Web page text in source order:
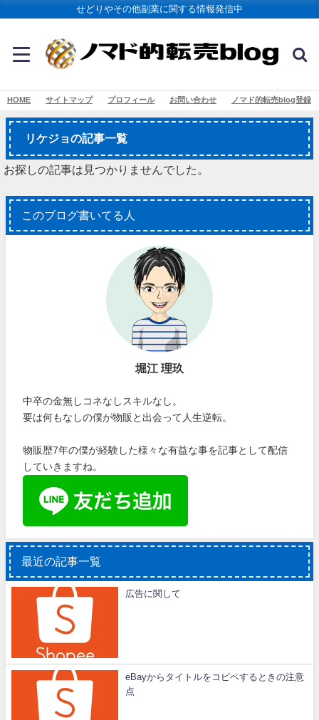
せどりやその他副業に関する情報発信中
HOME サイトマップ プロフィール お問い合わせ ノマド的転売blog登録
リケジョの記事一覧
お探しの記事は見つかりませんでした。
このブログ書いてる人
堀江 理玖
中卒の金無しコネなしスキルなし。
要は何もなしの僕が物販と出会って人生逆転。
物販歴7年の僕が経験した様々な有益な事を記事として配信
していきますね。
最近の記事一覧
広告に関して
eBayからタイトルをコピペするときの注意
点